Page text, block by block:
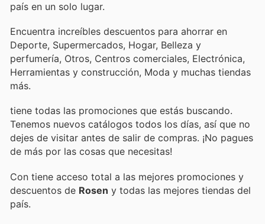
país en un solo lugar.
Encuentra increíbles descuentos para ahorrar en
Deporte, Supermercados, Hogar, Belleza y
perfumería, Otros, Centros comerciales, Electrónica,
Herramientas y construcción, Moda y muchas tiendas
más.
tiene todas las promociones que estás buscando.
Tenemos nuevos catálogos todos los días, así que no
dejes de visitar antes de salir de compras. ¡No pagues
de más por las cosas que necesitas!
Con tiene acceso total a las mejores promociones y
descuentos de Rosen y todas las mejores tiendas del
país.